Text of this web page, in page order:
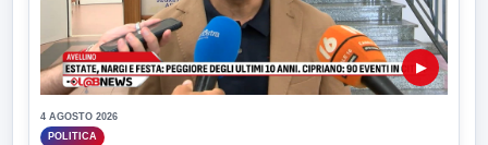
▶
4 AGOSTO 2026
POLITICA